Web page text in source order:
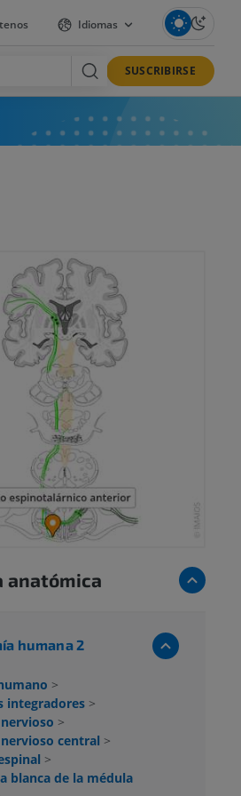
Idiomas
SUSCRIBIRSE
anatómica
humana 2
>
integradores >
>
central >
>
blanca de la médula